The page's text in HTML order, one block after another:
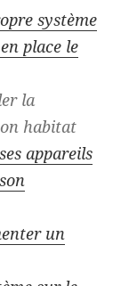
système
place le
la
habitat
appareils
un